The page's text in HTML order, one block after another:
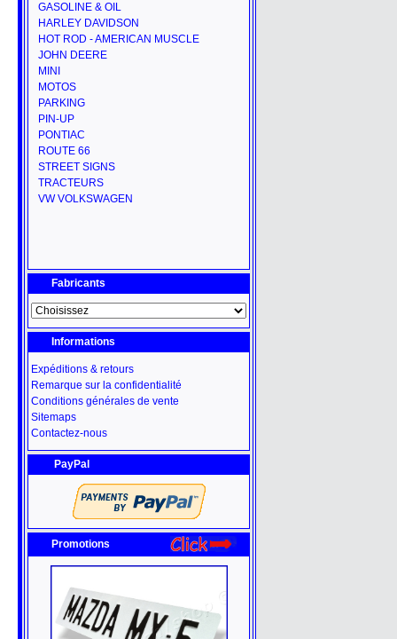
GASOLINE & OIL
HARLEY DAVIDSON
HOT ROD - AMERICAN MUSCLE
JOHN DEERE
MINI
MOTOS
PARKING
PIN-UP
PONTIAC
ROUTE 66
STREET SIGNS
TRACTEURS
VW VOLKSWAGEN
Fabricants
Informations
Expéditions & retours
Remarque sur la confidentialité
Conditions générales de vente
Sitemaps
Contactez-nous
PayPal
Promotions